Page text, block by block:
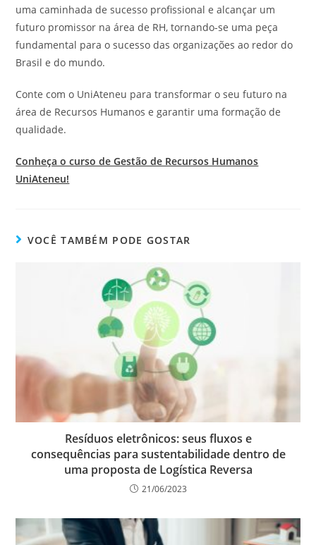
uma caminhada de sucesso profissional e alcançar um
futuro promissor na área de RH, tornando-se uma peça
fundamental para o sucesso das organizações ao redor do
Brasil e do mundo.
Conte com o UniAteneu para transformar o seu futuro na
área de Recursos Humanos e garantir uma formação de
qualidade.
Conheça o curso de Gestão de Recursos Humanos
UniAteneu!
VOCÊ TAMBÉM PODE GOSTAR
Resíduos eletrônicos: seus fluxos e
consequências para sustentabilidade dentro de
uma proposta de Logística Reversa
21/06/2023